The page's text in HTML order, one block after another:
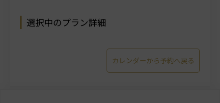
選択中のプラン詳細
カレンダーから予約へ戻る